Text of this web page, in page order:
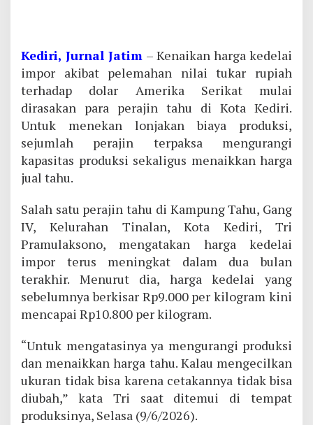
Kediri, Jurnal Jatim – Kenaikan harga kedelai
impor akibat pelemahan nilai tukar rupiah
terhadap dolar Amerika Serikat mulai
dirasakan para perajin tahu di Kota Kediri.
Untuk menekan lonjakan biaya produksi,
sejumlah perajin terpaksa mengurangi
kapasitas produksi sekaligus menaikkan harga
jual tahu.
Salah satu perajin tahu di Kampung Tahu, Gang
IV, Kelurahan Tinalan, Kota Kediri, Tri
Pramulaksono, mengatakan harga kedelai
impor terus meningkat dalam dua bulan
terakhir. Menurut dia, harga kedelai yang
sebelumnya berkisar Rp9.000 per kilogram kini
mencapai Rp10.800 per kilogram.
“Untuk mengatasinya ya mengurangi produksi
dan menaikkan harga tahu. Kalau mengecilkan
ukuran tidak bisa karena cetakannya tidak bisa
diubah,” kata Tri saat ditemui di tempat
produksinya, Selasa (9/6/2026).